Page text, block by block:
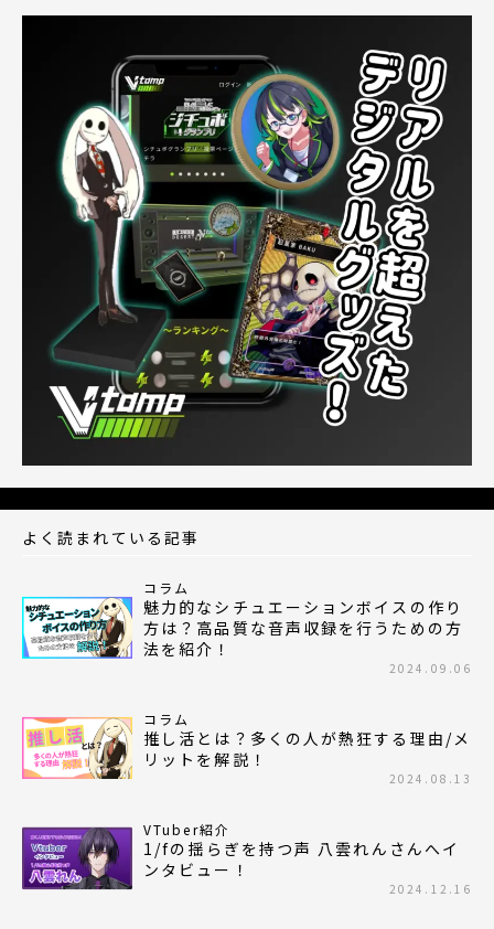
よく読まれている記事
コラム
魅力的なシチュエーションボイスの作り
方は？高品質な音声収録を行うための方
法を紹介！
2024.09.06
コラム
推し活とは？多くの人が熱狂する理由/メ
リットを解説！
2024.08.13
VTuber紹介
1/fの揺らぎを持つ声 八雲れんさんへイ
ンタビュー！
2024.12.16